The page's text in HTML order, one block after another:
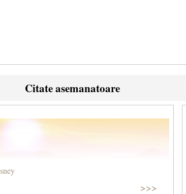
Citate asemanatoare
>>>